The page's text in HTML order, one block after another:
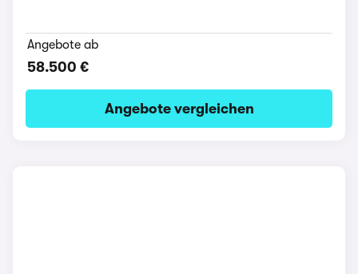
Angebote ab
58.500 €
Angebote vergleichen